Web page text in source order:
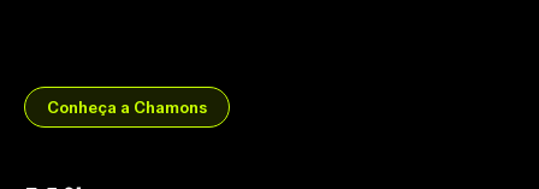
Conheça a Chamons